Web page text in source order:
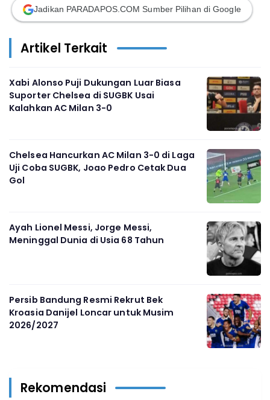
Jadikan PARADAPOS.COM Sumber Pilihan di Google
Artikel Terkait
Xabi Alonso Puji Dukungan Luar Biasa
Suporter Chelsea di SUGBK Usai
Kalahkan AC Milan 3-0
Chelsea Hancurkan AC Milan 3-0 di Laga
Uji Coba SUGBK, Joao Pedro Cetak Dua
Gol
Ayah Lionel Messi, Jorge Messi,
Meninggal Dunia di Usia 68 Tahun
Persib Bandung Resmi Rekrut Bek
Kroasia Danijel Loncar untuk Musim
2026/2027
Rekomendasi